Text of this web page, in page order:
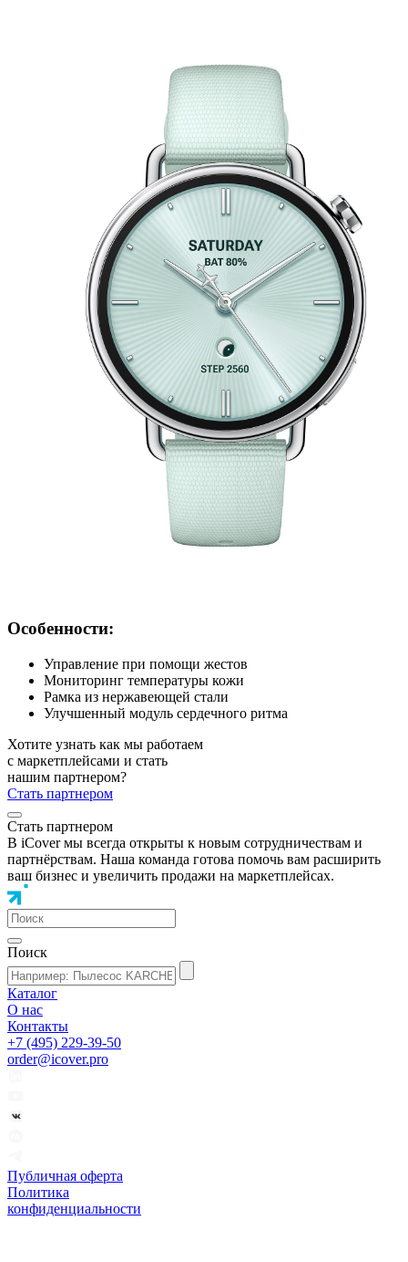
Особенности:
Управление при помощи жестов
Мониторинг температуры кожи
Рамка из нержавеющей стали
Улучшенный модуль сердечного ритма
Хотите узнать как мы работаем
с маркетплейсами и стать
нашим партнером?
Стать партнером
Стать партнером
В iCover мы всегда открыты к новым сотрудничествам и
партнёрствам. Наша команда готова помочь вам расширить
ваш бизнес и увеличить продажи на маркетплейсах.
Поиск
Каталог
О нас
Контакты
+7 (495) 229-39-50
order@icover.pro
Публичная оферта
Политика
конфиденциальности